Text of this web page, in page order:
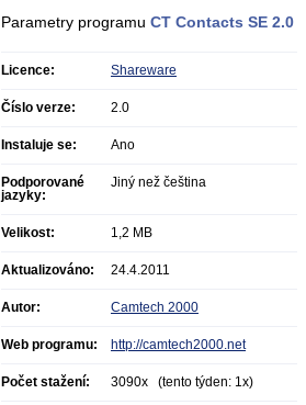
Parametry programu CT Contacts SE 2.0
Licence: Shareware
Číslo verze: 2.0
Instaluje se: Ano
Podporované
jazyky:
Jiný než čeština
Velikost: 1,2 MB
Aktualizováno: 24.4.2011
Autor: Camtech 2000
Web programu: http://camtech2000.net
Počet stažení: 3090x (tento týden: 1x)